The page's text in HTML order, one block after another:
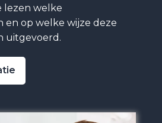
lezen welke
en op welke wijze deze
uitgevoerd.